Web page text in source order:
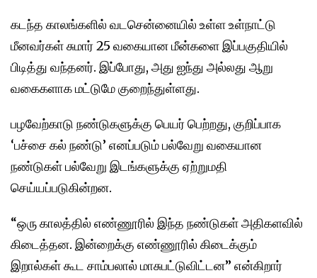
கடந்த காலங்களில் வடசென்னையில் உள்ள உள்நாட்டு
மீனவர்கள் சுமார் 25 வகையான மீன்களை இப்பகுதியில்
பிடித்து வந்தனர். இப்போது, அது ஐந்து அல்லது ஆறு
வகைகளாக மட்டுமே குறைந்துள்ளது.
பழவேற்காடு நண்டுகளுக்கு பெயர் பெற்றது, குறிப்பாக
‘பச்சை கல் நண்டு’ எனப்படும் பல்வேறு வகையான
நண்டுகள் பல்வேறு இடங்களுக்கு ஏற்றுமதி
செய்யப்படுகின்றன.
“ஒரு காலத்தில் எண்ணூரில் இந்த நண்டுகள் அதிகளவில்
கிடைத்தன. இன்றைக்கு எண்ணூரில் கிடைக்கும்
இறால்கள் கூட சாம்பலால் மாசுபட்டுவிட்டன” என்கிறார்